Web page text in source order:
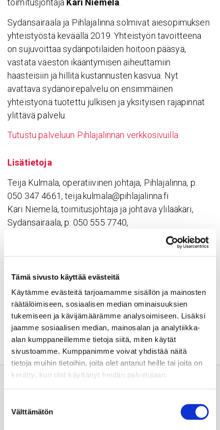
Tämä sivusto käyttää evästeitä
Käytämme evästeitä tarjoamamme sisällön ja mainosten
räätälöimiseen, sosiaalisen median ominaisuuksien
tukemiseen ja kävijämäärämme analysoimiseen. Lisäksi
jaamme sosiaalisen median, mainosalan ja analytiikka-
alan kumppaneillemme tietoja siitä, miten käytät
sivustoamme. Kumppanimme voivat yhdistää näitä
tietoja muihin tietoihin, joita olet antanut heille tai joita on
kerätty, kun olet käyttänyt heidän palvelujaan.
valinta
Välttämätön
toimitusjohtaja Kari Niemelä.
Sydänsairaala ja Pihlajalinna solmivat aiesopimuksen
yhteistyöstä keväällä 2019. Yhteistyön tavoitteena
on sujuvoittaa sydänpotilaiden hoitoon pääsyä,
vastata väestön ikääntymisen aiheuttamiin
haasteisiin ja hillitä kustannusten kasvua. Nyt
avattava sydänoirepalvelu on ensimmäinen
yhteistyönä tuotettu julkisen ja yksityisen rajapinnat
ylittävä palvelu.
Tutustu palveluun Pihlajalinnan verkkosivuilla
Lisä­tie­toja
Teija Kulmala, operatiivinen johtaja, Pihlajalinna, p.
050 347 4661, teija.kulmala@pihlajalinna.fi
Kari Niemelä, toimitusjohtaja ja johtava ylilääkäri,
Sydänsairaala, p. 050 555 7740,
Paula Arvilommi, aluejohtaja, Varsinais-Suomi ja
paula.arvilommi@pihlajalinna.fi
Jaa sivu: